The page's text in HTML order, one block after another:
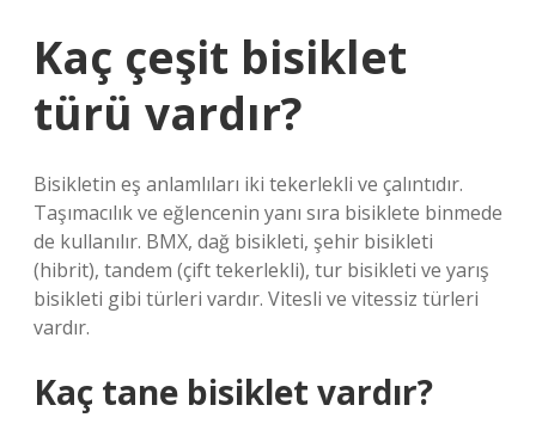
Kaç çeşit bisiklet
türü vardır?
Bisikletin eş anlamlıları iki tekerlekli ve çalıntıdır.
Taşımacılık ve eğlencenin yanı sıra bisiklete binmede
de kullanılır. BMX, dağ bisikleti, şehir bisikleti
(hibrit), tandem (çift tekerlekli), tur bisikleti ve yarış
bisikleti gibi türleri vardır. Vitesli ve vitessiz türleri
vardır.
Kaç tane bisiklet vardır?